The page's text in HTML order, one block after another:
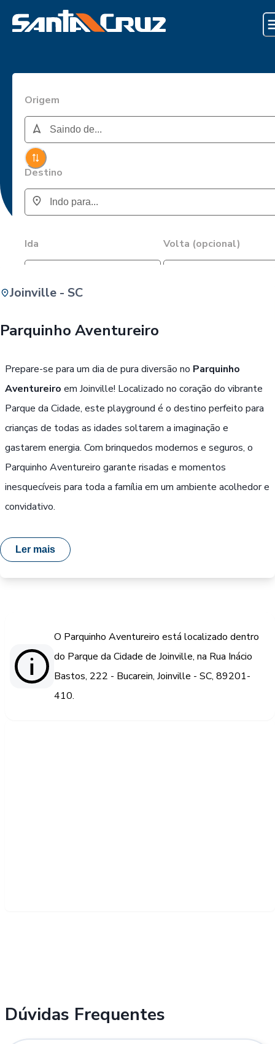
Origem
Destino
Ida Volta (opcional)
Joinville - SC
Parquinho Aventureiro
Prepare-se para um dia de pura diversão no Parquinho
Aventureiro em Joinville! Localizado no coração do vibrante
Parque da Cidade, este playground é o destino perfeito para
crianças de todas as idades soltarem a imaginação e
gastarem energia. Com brinquedos modernos e seguros, o
Parquinho Aventureiro garante risadas e momentos
inesquecíveis para toda a família em um ambiente acolhedor e
convidativo.
Ler mais
O Parquinho Aventureiro está localizado dentro
do Parque da Cidade de Joinville, na Rua Inácio
Bastos, 222 - Bucarein, Joinville - SC, 89201-
410.
Dúvidas Frequentes